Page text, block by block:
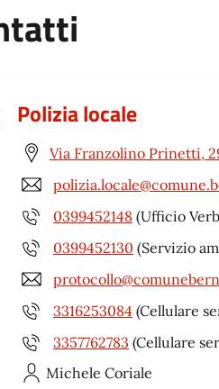
Polizia locale
Via Franzolino Prinetti,
0399452148 (Ufficio
0399452130 (Servizio
3316253084 (Cellulare
3357762783 (Cellulare
Michele Coriale